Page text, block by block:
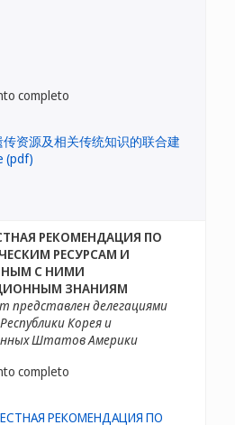
completo
РЕКОМЕНДАЦИЯ ПО
РЕСУРСАМ И
С НИМИ
ЗНАНИЯМ
представлен делегациями
Корея и
Штатов Америки
completo